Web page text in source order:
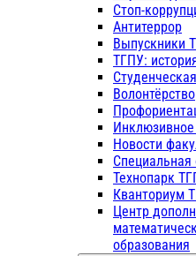
Стоп-
Антитеррор
Выпускники
ТГПУ:
Волонтёрство
Новости
Специальная
Технопарк
Кванториум
Центр
образования